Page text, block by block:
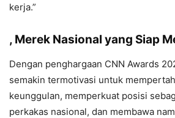
kerja.”
, Merek Nasional yang Siap
Dengan penghargaan CNN Awards
semakin termotivasi untuk
keunggulan, memperkuat posisi
perkakas nasional, dan membawa